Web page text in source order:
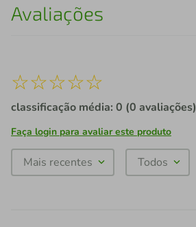
Avaliações
☆☆☆☆☆
classificação média: 0 (0 avaliações)
Faça login para avaliar este produto
Mais recentes Todos